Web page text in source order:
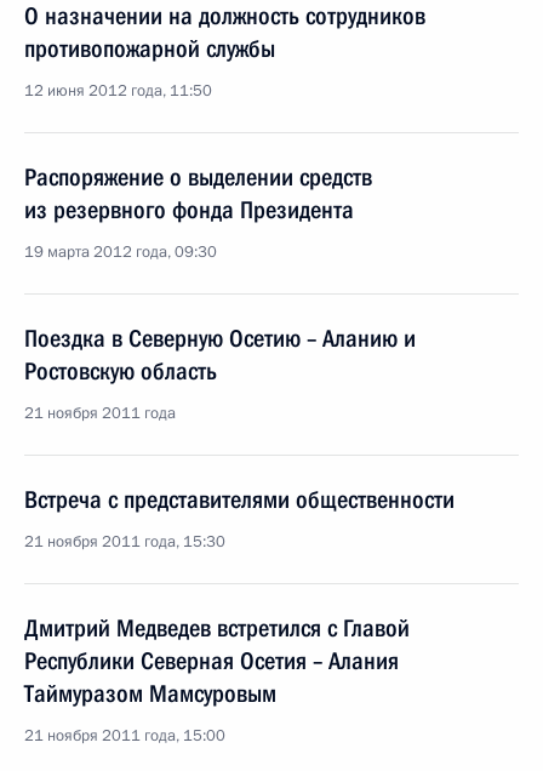
О назначении на должность сотрудников
противопожарной службы
12 июня 2012 года, 11:50
Распоряжение о выделении средств
из резервного фонда Президента
19 марта 2012 года, 09:30
Поездка в Северную Осетию – Аланию и
Ростовскую область
21 ноября 2011 года
Встреча с представителями общественности
21 ноября 2011 года, 15:30
Дмитрий Медведев встретился с Главой
Республики Северная Осетия – Алания
Таймуразом Мамсуровым
21 ноября 2011 года, 15:00